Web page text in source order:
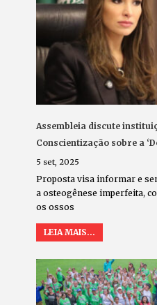
Assembleia discute
Conscientização sobre a
5 set, 2025
Proposta visa informar e
a osteogênese imperfeita,
os ossos
LEIA MAIS...